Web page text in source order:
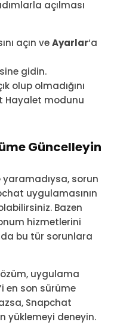
açılması
açın veAyarlar‘a
gidin.
olup olmadığını
Hayalet modunu
Güncelleyin
sorun
uygulamasının
Bazen
hizmetlerini
bu tür sorunlara
uygulama
en son sürüme
Snapchat
yüklemeyi deneyin.